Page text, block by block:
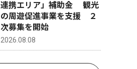
連携エリア」補助金 観光
の周遊促進事業を支援 ２
次募集を開始
2026.08.08